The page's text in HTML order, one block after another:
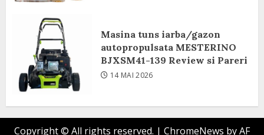
8 IUNIE 2026
Masina tuns iarba/gazon
autopropulsata MESTERINO
BJXSM41-139 Review si Pareri
14 MAI 2026
Copyright © All rights reserved. | ChromeNews by AF